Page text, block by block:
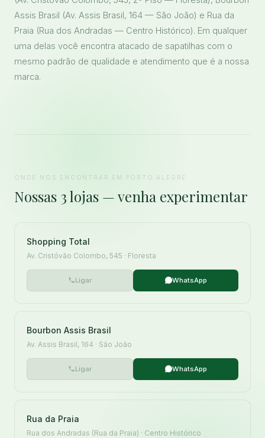
Assis Brasil (Av. Assis Brasil, 164 — São João) e Rua da
Praia (Rua dos Andradas — Centro Histórico). Em qualquer
uma delas você encontra atacado de sapatilhas com o
mesmo padrão de qualidade e atendimento que é a nossa
marca.
ONDE NOS ENCONTRAR EM PORTO ALEGRE
Nossas 3 lojas — venha experimentar
Shopping Total
Av. Cristóvão Colombo, 545 · Floresta
Ligar WhatsApp
Bourbon Assis Brasil
Av. Assis Brasil, 164 · São João
Ligar WhatsApp
Rua da Praia
Rua dos Andradas (Rua da Praia) · Centro Histórico